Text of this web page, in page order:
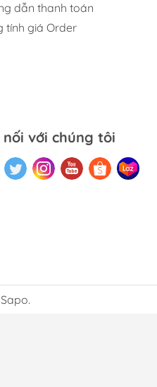
dẫn thanh toán
tính giá Order
nối với chúng tôi